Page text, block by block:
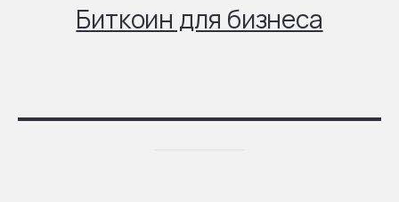
Биткоин для бизнеса